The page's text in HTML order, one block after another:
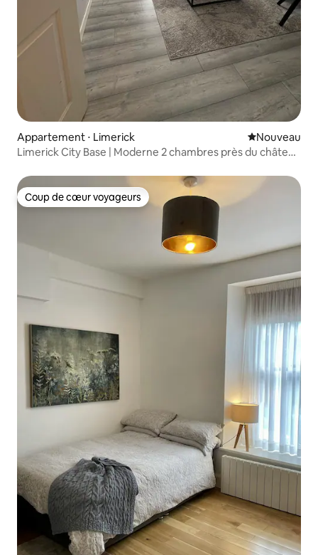
Appartement ⋅ Limerick Nouvel
Nouveau
Limerick City Base | Moderne 2 chambres près du château
Coup de cœur voyageurs
Coup de cœur voyageurs